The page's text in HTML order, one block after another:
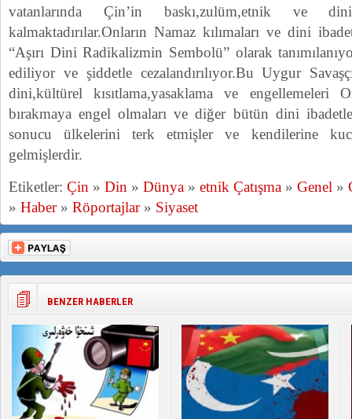
vatanlarında Çin’in baskı,zulüm,etnik ve
kalmaktadırılar.Onların Namaz kılımaları ve dini
“Aşırı Dini Radikalizmin Sembolü” olarak
ediliyor ve şiddetle cezalandırılıyor.Bu Uygur
dini,kültürel kısıtlama,yasaklama ve engellemeleri
bırakmaya engel olmaları ve diğer bütün dini
sonucu ülkelerini terk etmişler ve kendilerine
gelmişlerdir.
Etiketler: Çin » Din » Dünya » etnik Çatışma » Genel »
» Haber» Röportajlar» Siyaset
BENZER HABERLER